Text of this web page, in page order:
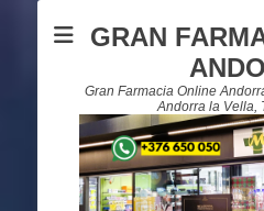
GRAN
Gran Farmacia Online
Andorra la Vella,